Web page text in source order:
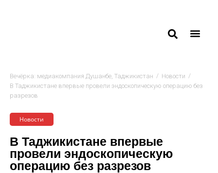
Вечёрка: медиакомпания Душанбе, Таджикистан / Новости /
В Таджикистане впервые провели эндоскопическую операцию без
разрезов
Новости
В Таджикистане впервые
провели эндоскопическую
операцию без разрезов